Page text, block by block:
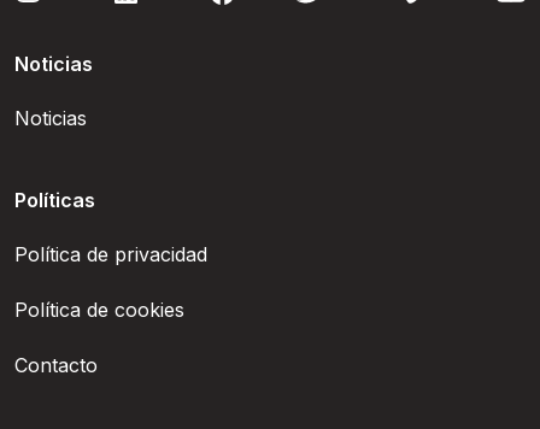
Noticias
Noticias
Políticas
Política de privacidad
Política de cookies
Contacto